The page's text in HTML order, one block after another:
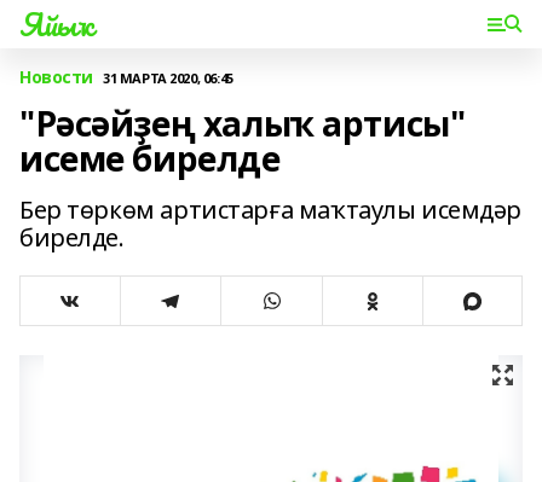
Яйыҡ
Новости 31 МАРТА 2020, 06:45
"Рәсәйҙең халыҡ артисы"
исеме бирелде
Бер төркөм артистарға маҡтаулы исемдәр
бирелде.